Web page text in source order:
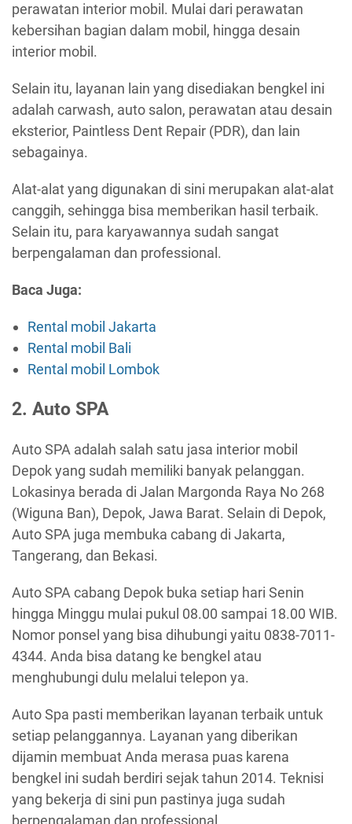
perawatan interior mobil. Mulai dari perawatan
kebersihan bagian dalam mobil, hingga desain
interior mobil.
Selain itu, layanan lain yang disediakan bengkel ini
adalah carwash, auto salon, perawatan atau desain
eksterior, Paintless Dent Repair (PDR), dan lain
sebagainya.
Alat-alat yang digunakan di sini merupakan alat-alat
canggih, sehingga bisa memberikan hasil terbaik.
Selain itu, para karyawannya sudah sangat
berpengalaman dan professional.
Baca Juga:
Rental mobil Jakarta
Rental mobil Bali
Rental mobil Lombok
2. Auto SPA
Auto SPA adalah salah satu jasa interior mobil
Depok yang sudah memiliki banyak pelanggan.
Lokasinya berada di Jalan Margonda Raya No 268
(Wiguna Ban), Depok, Jawa Barat. Selain di Depok,
Auto SPA juga membuka cabang di Jakarta,
Tangerang, dan Bekasi.
Auto SPA cabang Depok buka setiap hari Senin
hingga Minggu mulai pukul 08.00 sampai 18.00 WIB.
Nomor ponsel yang bisa dihubungi yaitu 0838-7011-
4344. Anda bisa datang ke bengkel atau
menghubungi dulu melalui telepon ya.
Auto Spa pasti memberikan layanan terbaik untuk
setiap pelanggannya. Layanan yang diberikan
dijamin membuat Anda merasa puas karena
bengkel ini sudah berdiri sejak tahun 2014. Teknisi
yang bekerja di sini pun pastinya juga sudah